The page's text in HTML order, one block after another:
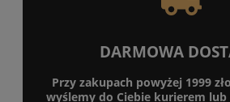
DARMOWA
Przy zakupach powyżej 1999
wyślemy do Ciebie kurierem